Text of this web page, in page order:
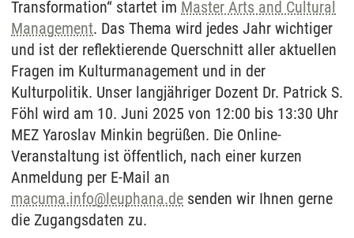
Transformation“ startet im Master Arts and Cultural
Management. Das Thema wird jedes Jahr wichtiger
und ist der reflektierende Querschnitt aller aktuellen
Fragen im Kulturmanagement und in der
Kulturpolitik. Unser langjähriger Dozent Dr. Patrick S.
Föhl wird am 10. Juni 2025 von 12:00 bis 13:30 Uhr
MEZ Yaroslav Minkin begrüßen. Die Online-
Veranstaltung ist öffentlich, nach einer kurzen
Anmeldung per E-Mail an
macuma.info@leuphana.de senden wir Ihnen gerne
die Zugangsdaten zu.